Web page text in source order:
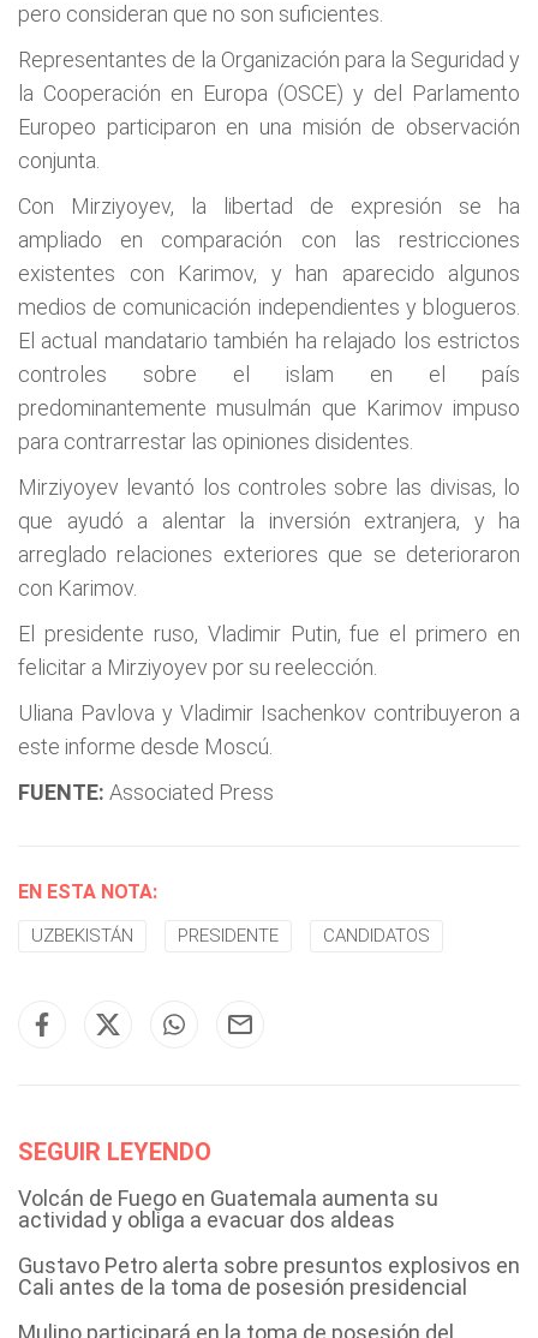
pero consideran que no son suficientes.
Representantes de la Organización para la Seguridad y
la Cooperación en Europa (OSCE) y del Parlamento
Europeo participaron en una misión de observación
conjunta.
Con Mirziyoyev, la libertad de expresión se ha
ampliado en comparación con las restricciones
existentes con Karimov, y han aparecido algunos
medios de comunicación independientes y blogueros.
El actual mandatario también ha relajado los estrictos
controles sobre el islam en el país
predominantemente musulmán que Karimov impuso
para contrarrestar las opiniones disidentes.
Mirziyoyev levantó los controles sobre las divisas, lo
que ayudó a alentar la inversión extranjera, y ha
arreglado relaciones exteriores que se deterioraron
con Karimov.
El presidente ruso, Vladimir Putin, fue el primero en
felicitar a Mirziyoyev por su reelección.
Uliana Pavlova y Vladimir Isachenkov contribuyeron a
este informe desde Moscú.
FUENTE: Associated Press
EN ESTA NOTA:
UZBEKISTÁN PRESIDENTE CANDIDATOS
SEGUIR LEYENDO
Volcán de Fuego en Guatemala aumenta su
actividad y obliga a evacuar dos aldeas
Gustavo Petro alerta sobre presuntos explosivos en
Cali antes de la toma de posesión presidencial
Mulino participará en la toma de posesión del